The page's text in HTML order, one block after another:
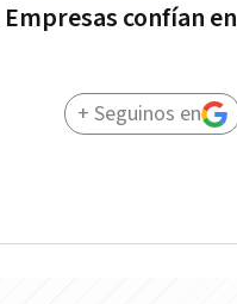
confían en
+ Seguinos en